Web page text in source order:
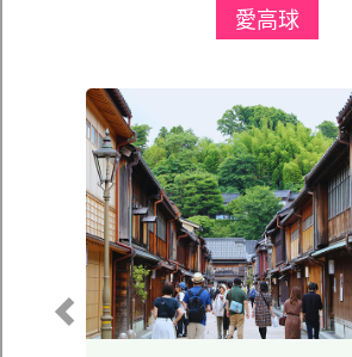
愛高球